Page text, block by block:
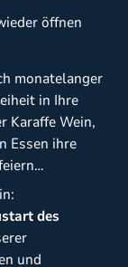
öffnen
monatelanger
in Ihre
Karaffe Wein,
Essen ihre
des
und